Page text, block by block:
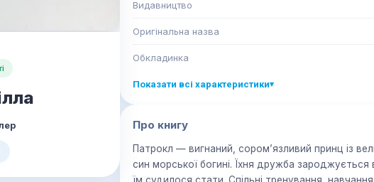
Видавництво
Оригінальна назва
Обкладинка
Показати всі характеристики▾
Про книгу
Патрокл — вигнаний, сором’язливий принц із
син морської богині. Їхня дружба